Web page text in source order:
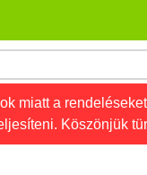
miatt a
Köszönjük
Összes játék
Játékok